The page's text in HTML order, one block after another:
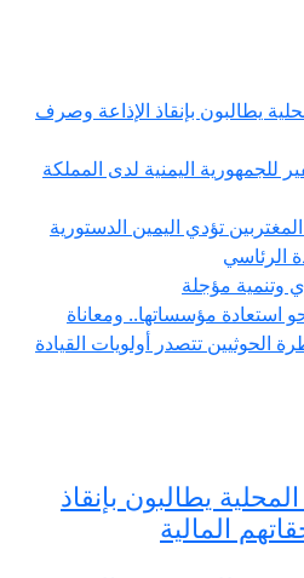
يطالبون بإنقاذ الإذاعة وصرف
للجمهورية اليمنية لدى المملكة
تؤدي اليمين الدستورية
الرئاسي
وتنمية مؤجلة
استعادة مؤسساتها.. ومعاناة
الحوثيين تتصدر أولويات القيادة
يطالبون بإنقاذ
المالية